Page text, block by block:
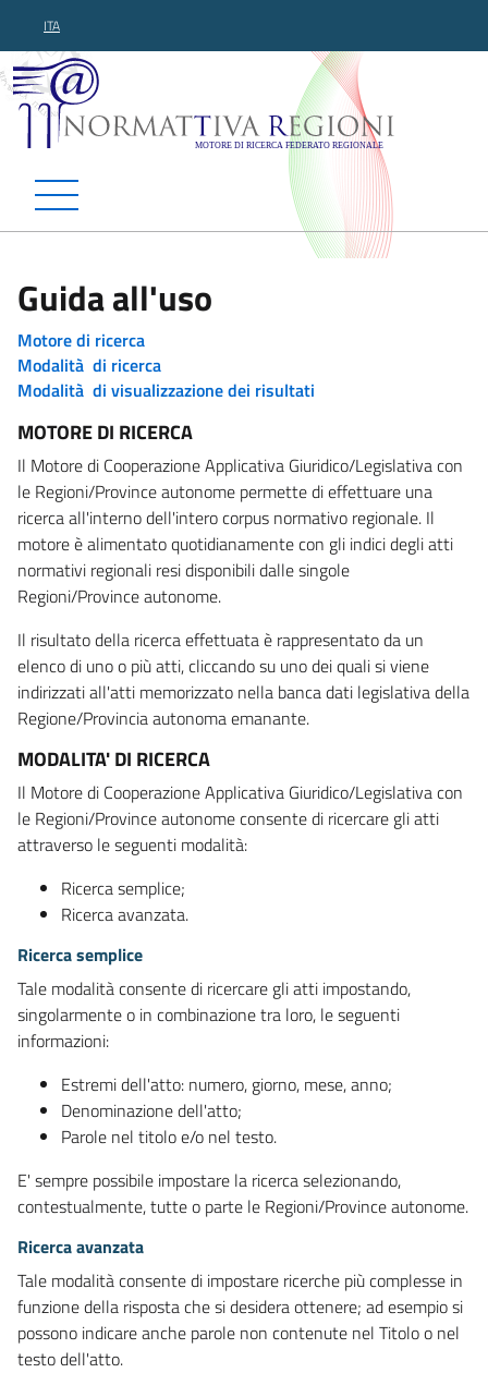
ITA
Normattiva Regioni -
Guida all'uso
Motore di ricerca
Modalità di ricerca
Modalità di visualizzazione dei risultati
MOTORE DI RICERCA
Il Motore di Cooperazione Applicativa Giuridico/Legislativa con
le Regioni/Province autonome permette di effettuare una
ricerca all'interno dell'intero corpus normativo regionale. Il
motore è alimentato quotidianamente con gli indici degli atti
normativi regionali resi disponibili dalle singole
Regioni/Province autonome.
Il risultato della ricerca effettuata è rappresentato da un
elenco di uno o più atti, cliccando su uno dei quali si viene
indirizzati all'atti memorizzato nella banca dati legislativa della
Regione/Provincia autonoma emanante.
MODALITA' DI RICERCA
Il Motore di Cooperazione Applicativa Giuridico/Legislativa con
le Regioni/Province autonome consente di ricercare gli atti
attraverso le seguenti modalità:
Ricerca semplice;
Ricerca avanzata.
Ricerca semplice
Tale modalità consente di ricercare gli atti impostando,
singolarmente o in combinazione tra loro, le seguenti
informazioni:
Estremi dell'atto: numero, giorno, mese, anno;
Denominazione dell'atto;
Parole nel titolo e/o nel testo.
E' sempre possibile impostare la ricerca selezionando,
contestualmente, tutte o parte le Regioni/Province autonome.
Ricerca avanzata
Tale modalità consente di impostare ricerche più complesse in
funzione della risposta che si desidera ottenere; ad esempio si
possono indicare anche parole non contenute nel Titolo o nel
testo dell'atto.